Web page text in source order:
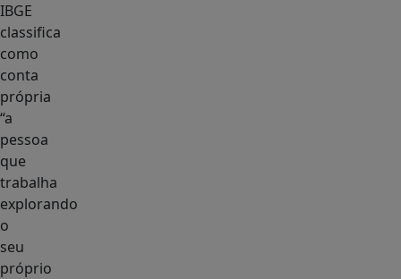
IBGE
classifica
como
conta
própria
“a
pessoa
que
trabalha
explorando
o
seu
próprio